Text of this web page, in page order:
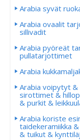
Arabia syvät
Arabia ovaalit
sillivadit
Arabia pyöreät
pullatarjottimet
Arabia
Arabia voipytyt
sirottimet &
& purkit &
Arabia koriste
taidekeramiikka
& tuikut &